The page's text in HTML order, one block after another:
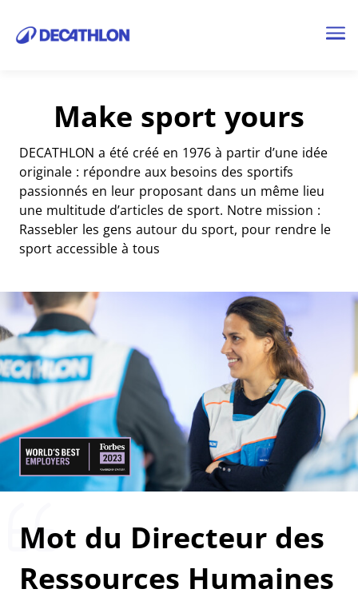
Make sport yours
DECATHLON a été créé en 1976 à partir d’une idée
originale : répondre aux besoins des sportifs
passionnés en leur proposant dans un même lieu
une multitude d’articles de sport. Notre mission :
Rassebler les gens autour du sport, pour rendre le
sport accessible à tous
Mot du Directeur des
Ressources Humaines